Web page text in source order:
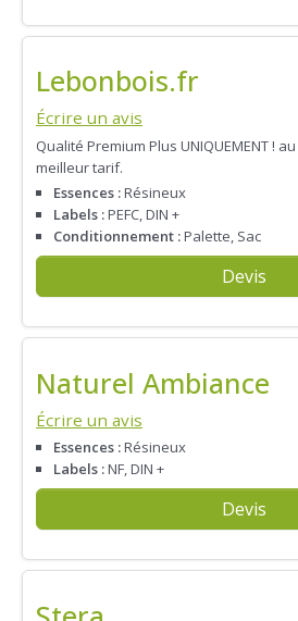
Lebonbois.fr
Écrire un avis
Qualité Premium Plus UNIQUEMENT ! au
meilleur tarif.
Essences :Résineux
Labels :PEFC, DIN +
Conditionnement :Palette, Sac
Devis
Naturel Ambiance
Écrire un avis
Essences :Résineux
Labels :NF, DIN +
Devis